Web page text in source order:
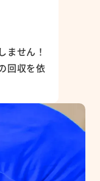
ません！
回収を依